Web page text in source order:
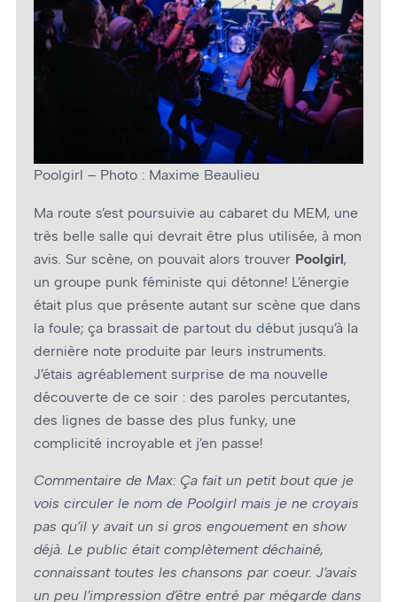
Poolgirl – Photo : Maxime Beaulieu
Ma route s’est poursuivie au cabaret du MEM, une
très belle salle qui devrait être plus utilisée, à mon
avis. Sur scène, on pouvait alors trouver Poolgirl,
un groupe punk féministe qui détonne! L’énergie
était plus que présente autant sur scène que dans
la foule; ça brassait de partout du début jusqu’à la
dernière note produite par leurs instruments.
J’étais agréablement surprise de ma nouvelle
découverte de ce soir : des paroles percutantes,
des lignes de basse des plus funky, une
complicité incroyable et j’en passe!
Commentaire de Max: Ça fait un petit bout que je
vois circuler le nom de Poolgirl mais je ne croyais
pas qu’il y avait un si gros engouement en show
déjà. Le public était complètement déchainé,
connaissant toutes les chansons par cœur. J’avais
un peu l’impression d’être entré par mégarde dans